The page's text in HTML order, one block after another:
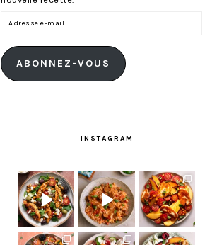
Adresse
mail
ABONNEZ-VOUS
INSTAGRAM